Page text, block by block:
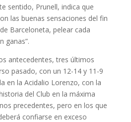
sentido, Prunell, indica que
las buenas sensaciones del fin
Barceloneta, pelear cada
ganas”.
antecedentes, tres últimos
pasado, con un 12-14 y 11-9
en la Acidalio Lorenzo, con la
del Club en la máxima
precedentes, pero en los que
confiarse en exceso